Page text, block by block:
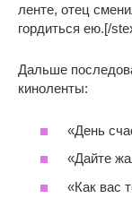
ленте, отец
гордиться ею.[/
Дальше
киноленты:
«День
«Дайте
«Как вас